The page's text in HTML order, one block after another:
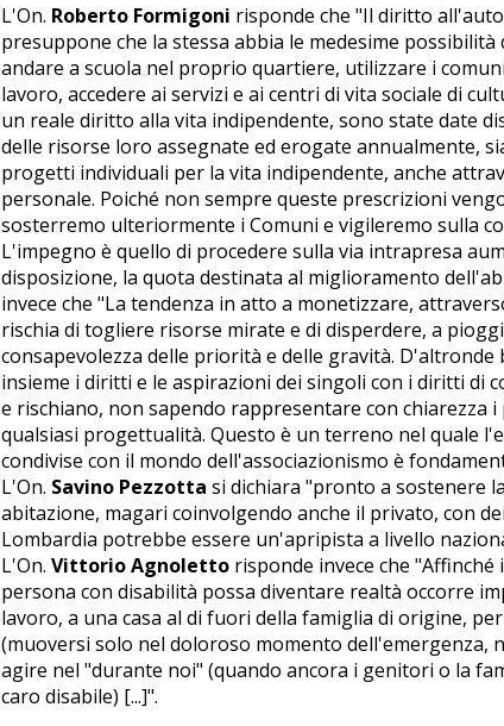
L'On. Roberto Formigoni risponde che "Il diritto
presuppone che la stessa abbia le medesime
andare a scuola nel proprio quartiere, utilizzare i
lavoro, accedere ai servizi e ai centri di vita sociale di
un reale diritto alla vita indipendente, sono state date
delle risorse loro assegnate ed erogate annualmente,
progetti individuali per la vita indipendente, anche
personale. Poiché non sempre queste prescrizioni
sosterremo ulteriormente i Comuni e vigileremo sulla
L'impegno è quello di procedere sulla via intrapresa
disposizione, la quota destinata al miglioramento
invece che "La tendenza in atto a monetizzare,
rischia di togliere risorse mirate e di disperdere, a
consapevolezza delle priorità e delle gravità.
insieme i diritti e le aspirazioni dei singoli con i diritti di
e rischiano, non sapendo rappresentare con chiarezza
qualsiasi progettualità. Questo è un terreno nel quale
condivise con il mondo dell'associazionismo è
L'On. Savino Pezzotta si dichiara "pronto a sostenere
abitazione, magari coinvolgendo anche il privato, con
Lombardia potrebbe essere un'apripista a livello
L'On. Vittorio Agnoletto risponde invece che
persona con disabilità possa diventare realtà occorre
lavoro, a una casa al di fuori della famiglia di origine,
(muoversi solo nel doloroso momento dell'emergenza,
agire nel "durante noi" (quando ancora i genitori o la
caro disabile) [...]".